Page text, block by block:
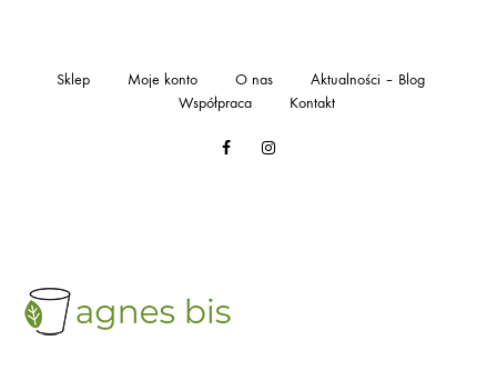
FacebookInstagram
Sklep Moje konto O nas
Aktualności – Blog
Współpraca
Kontakt